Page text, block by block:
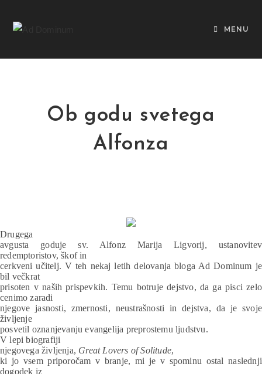
MENU
Ob godu svetega
Alfonza
Drugega
avgusta goduje sv. Alfonz Marija Ligvorij, ustanovitev
redemptoristov, škof in
cerkveni učitelj. V teh nekaj letih delovanja bloga Ad Dominum je
bil večkrat
prisoten v naših prispevkih. Temu botruje dejstvo, da ga pisci zelo
cenimo zaradi
njegove jasnosti, zmernosti, neustrašnosti in dejstva, da je svoje
življenje
posvetil oznanjevanju evangelija preprostemu ljudstvu.
V lepi biografiji
njegovega življenja, Great Lovers of Solitude,
ki jo vsem priporočam v branje, mi je v spominu ostal naslednji
dogodek iz